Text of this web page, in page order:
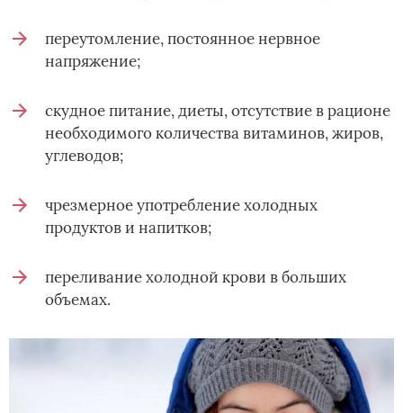
переутомление, постоянное нервное
напряжение;
скудное питание, диеты, отсутствие в рационе
необходимого количества витаминов, жиров,
углеводов;
чрезмерное употребление холодных
продуктов и напитков;
переливание холодной крови в больших
объемах.